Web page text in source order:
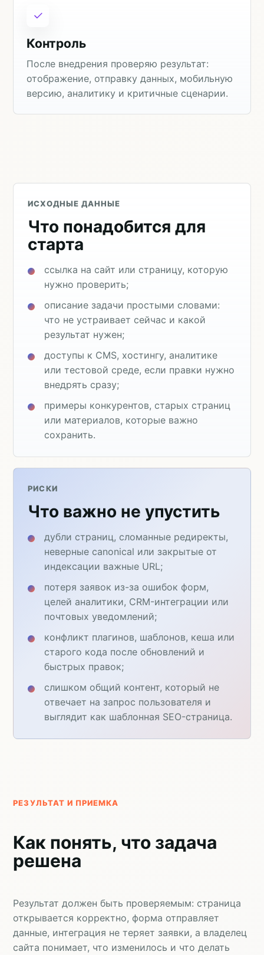
Контроль
После внедрения проверяю результат:
отображение, отправку данных, мобильную
версию, аналитику и критичные сценарии.
ИСХОДНЫЕ ДАННЫЕ
Что понадобится для
старта
ссылка на сайт или страницу, которую
нужно проверить;
описание задачи простыми словами:
что не устраивает сейчас и какой
результат нужен;
доступы к CMS, хостингу, аналитике
или тестовой среде, если правки нужно
внедрять сразу;
примеры конкурентов, старых страниц
или материалов, которые важно
сохранить.
РИСКИ
Что важно не упустить
дубли страниц, сломанные редиректы,
неверные canonical или закрытые от
индексации важные URL;
потеря заявок из-за ошибок форм,
целей аналитики, CRM-интеграции или
почтовых уведомлений;
конфликт плагинов, шаблонов, кеша или
старого кода после обновлений и
быстрых правок;
слишком общий контент, который не
отвечает на запрос пользователя и
выглядит как шаблонная SEO-страница.
РЕЗУЛЬТАТ И ПРИЕМКА
Как понять, что задача
решена
Результат должен быть проверяемым: страница
открывается корректно, форма отправляет
данные, интеграция не теряет заявки, а владелец
сайта понимает, что изменилось и что делать